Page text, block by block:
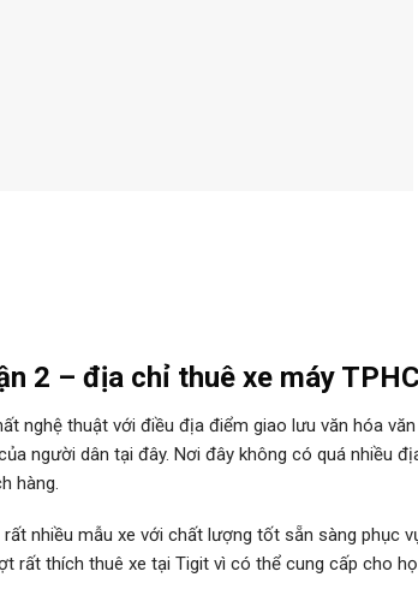
2 – địa chỉ thuê xe máy
nghệ thuật với điều địa điểm giao lưu văn hóa văn
người dân tại đây. Nơi đây không có quá nhiều
hàng.
nhiều mẫu xe với chất lượng tốt sẵn sàng phục
rất thích thuê xe tại Tigit vì có thể cung cấp cho